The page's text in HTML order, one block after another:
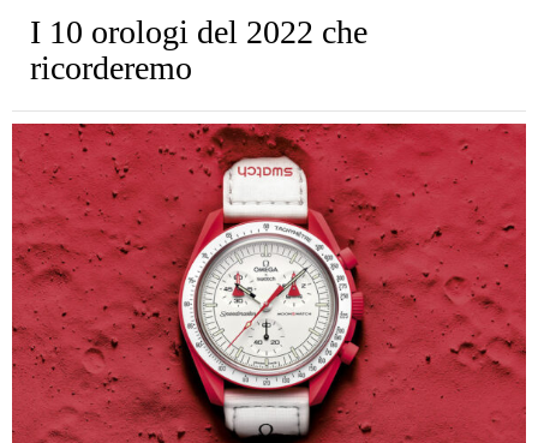
I 10 orologi del 2022 che
ricorderemo